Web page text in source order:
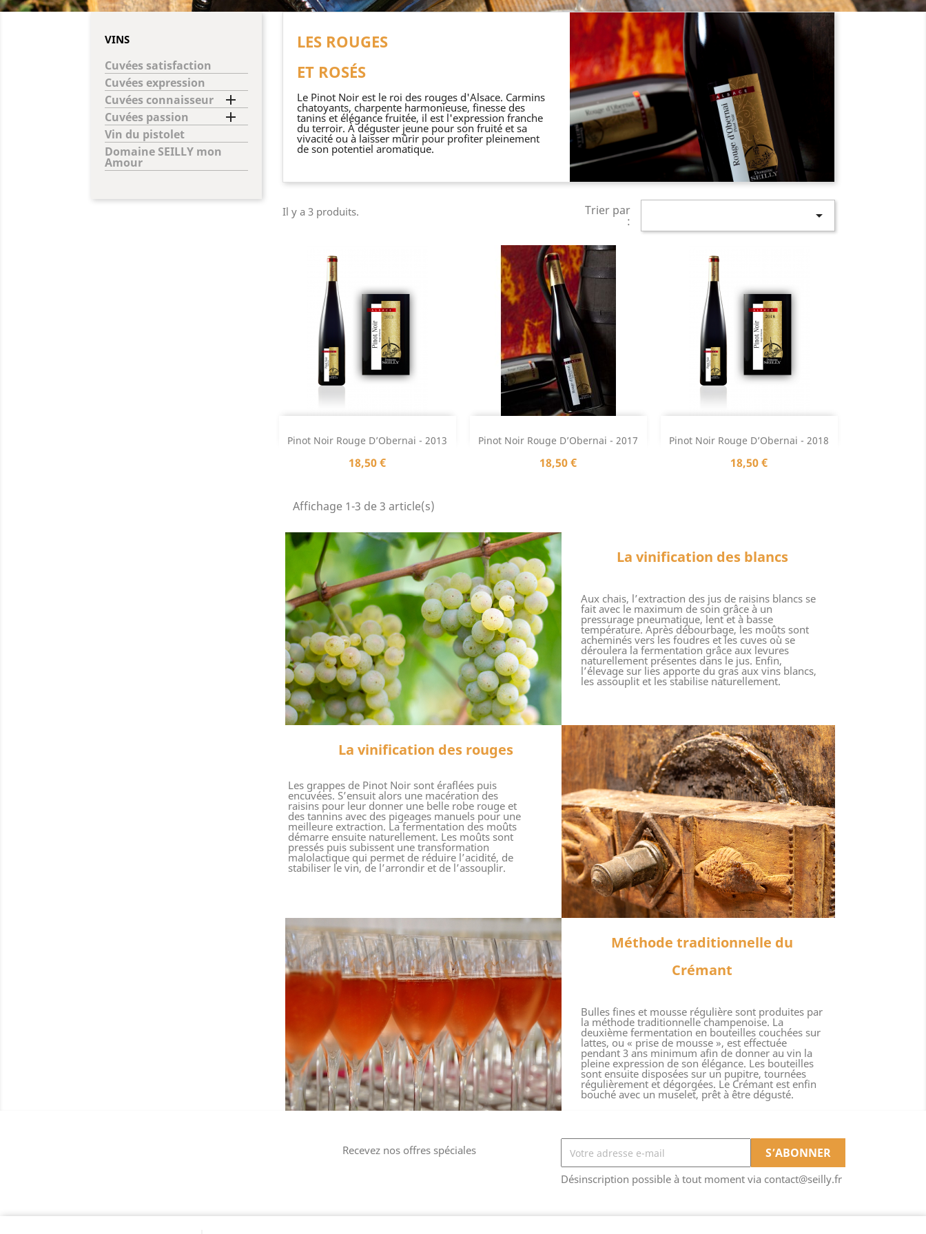
VINS
Cuvées satisfaction
Cuvées expression
Cuvées connaisseur

Cuvées passion 
Vin du pistolet
Domaine SEILLY mon
Amour
LES ROUGES
ET ROSÉS
Le Pinot Noir est le roi des rouges d'Alsace. Carmins
chatoyants, charpente harmonieuse, finesse des
tanins et élégance fruitée, il est l'expression franche
du terroir. À déguster jeune pour son fruité et sa
vivacité ou à laisser mûrir pour profiter pleinement
de son potentiel aromatique.
Il y a 3 produits. Trier par
: 
Pinot Noir Rouge D’Obernai - 2013
Prix
18,50 €
Pinot Noir Rouge D’Obernai - 2017
Prix
18,50 €
Pinot Noir Rouge D’Obernai - 2018
Prix
18,50 €
Affichage 1-3 de 3 article(s)
La vinification des blancs
Aux chais, l’extraction des jus de raisins blancs se
fait avec le maximum de soin grâce à un
pressurage pneumatique, lent et à basse
température. Après débourbage, les moûts sont
acheminés vers les foudres et les cuves où se
déroulera la fermentation grâce aux levures
naturellement présentes dans le jus. Enfin,
l’élevage sur lies apporte du gras aux vins blancs,
les assouplit et les stabilise naturellement.
La vinification des rouges
Les grappes de Pinot Noir sont éraflées puis
encuvées. S’ensuit alors une macération des
raisins pour leur donner une belle robe rouge et
des tannins avec des pigeages manuels pour une
meilleure extraction. La fermentation des moûts
démarre ensuite naturellement. Les moûts sont
pressés puis subissent une transformation
malolactique qui permet de réduire l’acidité, de
stabiliser le vin, de l’arrondir et de l’assouplir.
Méthode traditionnelle du
Crémant
Bulles fines et mousse régulière sont produites par
la méthode traditionnelle champenoise. La
deuxième fermentation en bouteilles couchées sur
lattes, ou « prise de mousse », est effectuée
pendant 3 ans minimum afin de donner au vin la
pleine expression de son élégance. Les bouteilles
sont ensuite disposées sur un pupitre, tournées
régulièrement et dégorgées. Le Crémant est enfin
bouché avec un muselet, prêt à être dégusté.
Recevez nos offres spéciales
Désinscription possible à tout moment via contact@seilly.fr